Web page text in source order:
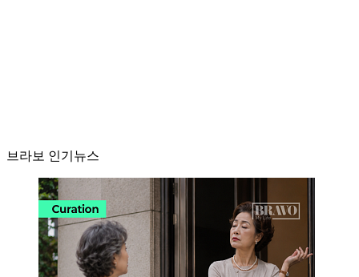
브라보 인기뉴스